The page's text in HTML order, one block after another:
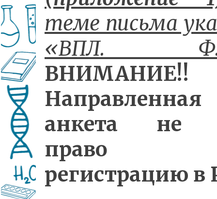
теме письма
«ВПЛ.
ВНИМАНИЕ!!
Направленная
анкета не
право
регистрацию в